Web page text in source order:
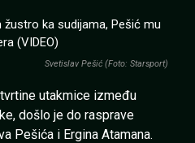
Svetislav Pešić (Foto: Starsport)
utakmice između
došlo je do rasprave
Pešića i Ergina Atamana.